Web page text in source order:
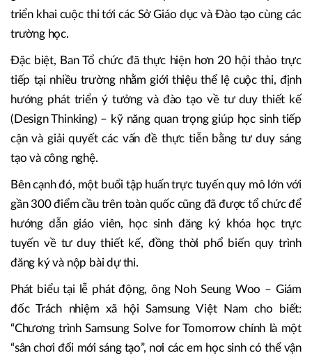
triển khai cuộc thi tới các Sở Giáo dục và Đào tạo cùng các
trường học.
Đặc biệt, Ban Tổ chức đã thực hiện hơn 20 hội thảo trực
tiếp tại nhiều trường nhằm giới thiệu thể lệ cuộc thi, định
hướng phát triển ý tưởng và đào tạo về tư duy thiết kế
(Design Thinking) – kỹ năng quan trọng giúp học sinh tiếp
cận và giải quyết các vấn đề thực tiễn bằng tư duy sáng
tạo và công nghệ.
Bên cạnh đó, một buổi tập huấn trực tuyến quy mô lớn với
gần 300 điểm cầu trên toàn quốc cũng đã được tổ chức để
hướng dẫn giáo viên, học sinh đăng ký khóa học trực
tuyến về tư duy thiết kế, đồng thời phổ biến quy trình
đăng ký và nộp bài dự thi.
Phát biểu tại lễ phát động, ông Noh Seung Woo – Giám
đốc Trách nhiệm xã hội Samsung Việt Nam cho biết:
“Chương trình Samsung Solve for Tomorrow chính là một
“sân chơi đổi mới sáng tạo”, nơi các em học sinh có thể vận